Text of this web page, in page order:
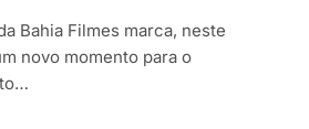
Bahia Filmes marca, neste
novo momento para o